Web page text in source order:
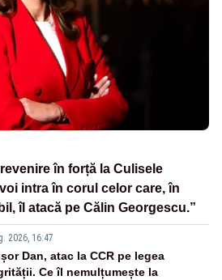
în forță la Culisele
intra în corul celor care, în
îl atacă pe Călin Georgescu.”
2026, 16:47
Dan, atac la CCR pe legea
Ce îl nemulțumește la